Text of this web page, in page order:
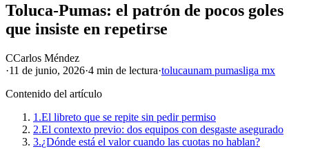
Toluca-Pumas: el patrón de pocos goles
que insiste en repetirse
CCarlos Méndez
·11 de junio, 2026·4 min de lectura·tolucaunam pumasliga mx
Contenido del artículo
1.El libreto que se repite sin pedir permiso
2.El contexto previo: dos equipos con desgaste asegurado
3.¿Dónde está el valor cuando las cuotas no hablan?